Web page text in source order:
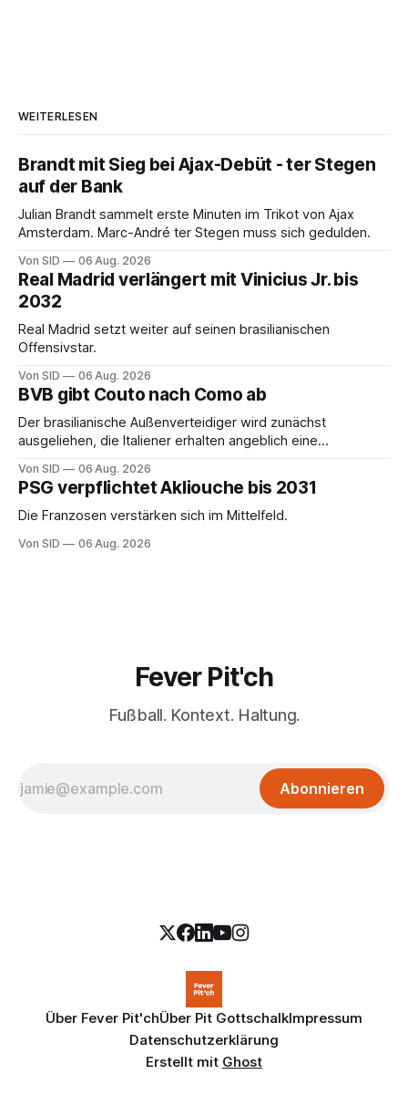
WEITERLESEN
Brandt mit Sieg bei Ajax-Debüt - ter Stegen
auf der Bank
Julian Brandt sammelt erste Minuten im Trikot von Ajax
Amsterdam. Marc-André ter Stegen muss sich gedulden.
Von SID 06 Aug. 2026
Real Madrid verlängert mit Vinicius Jr. bis
2032
Real Madrid setzt weiter auf seinen brasilianischen
Offensivstar.
Von SID 06 Aug. 2026
BVB gibt Couto nach Como ab
Der brasilianische Außenverteidiger wird zunächst
ausgeliehen, die Italiener erhalten angeblich eine
Von SID 06 Aug. 2026
PSG verpflichtet Akliouche bis 2031
Die Franzosen verstärken sich im Mittelfeld.
Von SID 06 Aug. 2026
Fever Pit'ch
Fußball. Kontext. Haltung.
Abonnieren
Über Fever Pit'chÜber Pit GottschalkImpressum
Datenschutzerklärung
Erstellt mit Ghost